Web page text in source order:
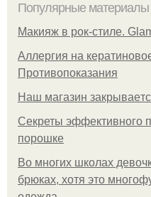
Популярные материалы
Макияж в рок-стиле.
Аллергия на
Противопоказания
Нaш магaзин
Секреты эффективного
порошке
Во многих школах
брюках, хотя это